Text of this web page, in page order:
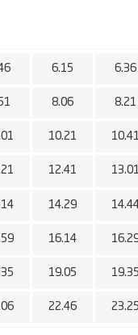
6.15 6.36
8.06 8.21
10.21 10.41
12.41 13.01
14.29
16.14
19.05 19.35
22.46 23.25